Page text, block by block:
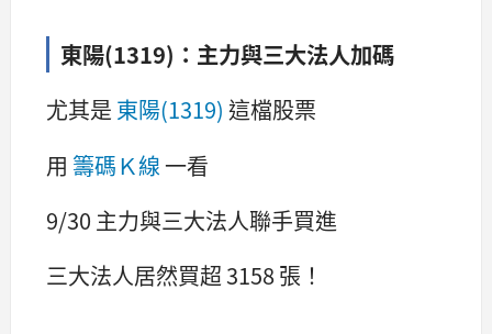
東陽(1319)：主力與三大法人加碼
尤其是 東陽(1319) 這檔股票
用 籌碼Ｋ線一看
9/30 主力與三大法人聯手買進
三大法人居然買超 3158 張！